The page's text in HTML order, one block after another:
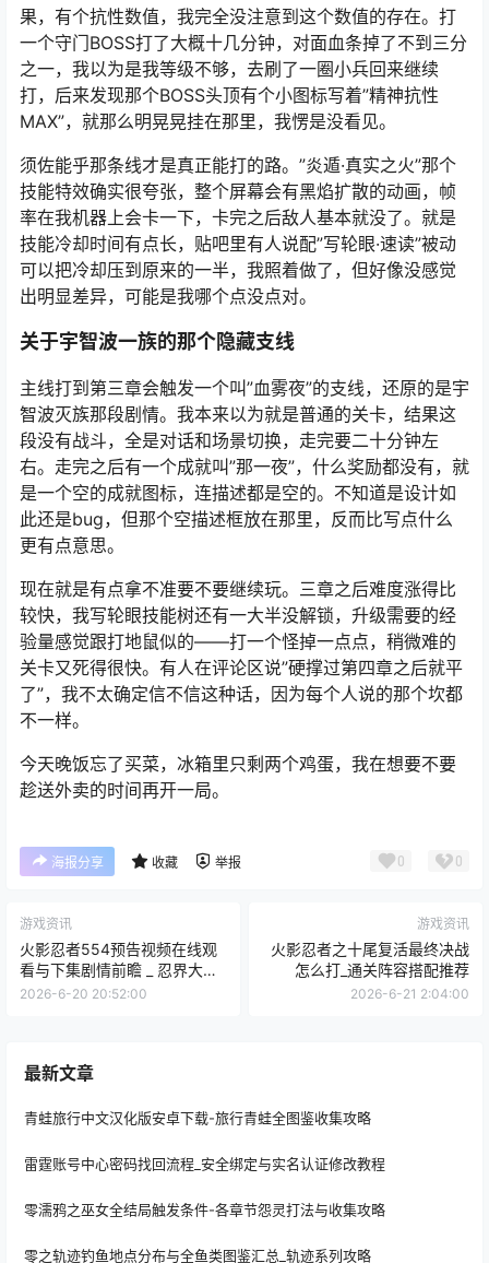
果，有个抗性数值，我完全没注意到这个数值的存在。打
一个守门BOSS打了大概十几分钟，对面血条掉了不到三分
之一，我以为是我等级不够，去刷了一圈小兵回来继续
打，后来发现那个BOSS头顶有个小图标写着”精神抗性
MAX”，就那么明晃晃挂在那里，我愣是没看见。
须佐能乎那条线才是真正能打的路。”炎遁·真实之火”那个
技能特效确实很夸张，整个屏幕会有黑焰扩散的动画，帧
率在我机器上会卡一下，卡完之后敌人基本就没了。就是
技能冷却时间有点长，贴吧里有人说配”写轮眼·速读”被动
可以把冷却压到原来的一半，我照着做了，但好像没感觉
出明显差异，可能是我哪个点没点对。
关于宇智波一族的那个隐藏支线
主线打到第三章会触发一个叫”血雾夜”的支线，还原的是宇
智波灭族那段剧情。我本来以为就是普通的关卡，结果这
段没有战斗，全是对话和场景切换，走完要二十分钟左
右。走完之后有一个成就叫”那一夜”，什么奖励都没有，就
是一个空的成就图标，连描述都是空的。不知道是设计如
此还是bug，但那个空描述框放在那里，反而比写点什么
更有点意思。
现在就是有点拿不准要不要继续玩。三章之后难度涨得比
较快，我写轮眼技能树还有一大半没解锁，升级需要的经
验量感觉跟打地鼠似的——打一个怪掉一点点，稍微难的
关卡又死得很快。有人在评论区说”硬撑过第四章之后就平
了”，我不太确定信不信这种话，因为每个人说的那个坎都
不一样。
今天晚饭忘了买菜，冰箱里只剩两个鸡蛋，我在想要不要
趁送外卖的时间再开一局。
海报分享 收藏 举报 0 0
游戏资讯
火影忍者554预告视频在线观
看与下集剧情前瞻 _ 忍界大战
全面进入高潮
2026-6-20 20:52:00
游戏资讯
火影忍者之十尾复活最终决战
怎么打_通关阵容搭配推荐
2026-6-21 2:04:00
最新文章
青蛙旅行中文汉化版安卓下载-旅行青蛙全图鉴收集攻略
雷霆账号中心密码找回流程_安全绑定与实名认证修改教程
零濡鸦之巫女全结局触发条件-各章节怨灵打法与收集攻略
零之轨迹钓鱼地点分布与全鱼类图鉴汇总_轨迹系列攻略